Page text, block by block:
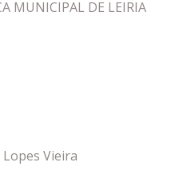
MUNICIPAL DE LEIRIA
Vieira